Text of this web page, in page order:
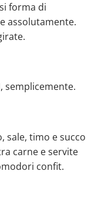
forma di
assolutamente.
semplicemente.
sale, timo e succo
carne e servite
confit.